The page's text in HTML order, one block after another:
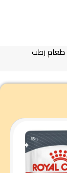
طعام رطب